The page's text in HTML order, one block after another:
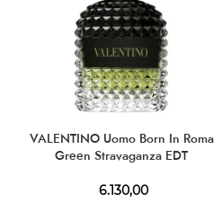
VALENTINO Uomo Born In Roma
Green Stravaganza EDT
6.130,00